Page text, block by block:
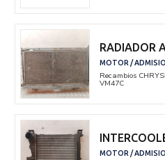
RADIADOR
MOTOR /
Recambios
VM47C
MOTOR /